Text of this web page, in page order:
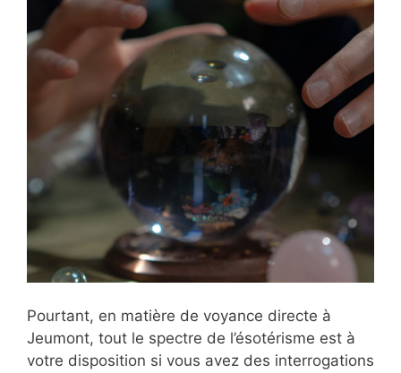
Pourtant, en matière de voyance directe à
Jeumont, tout le spectre de l’ésotérisme est à
votre disposition si vous avez des interrogations